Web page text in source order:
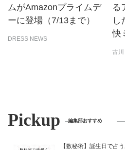
ムがAmazonプライムデ
ーに登場（7/13まで）
DRESS NEWS
る
し
快
古川
Pickup 編集部おすすめ
【数秘術】誕生日で占